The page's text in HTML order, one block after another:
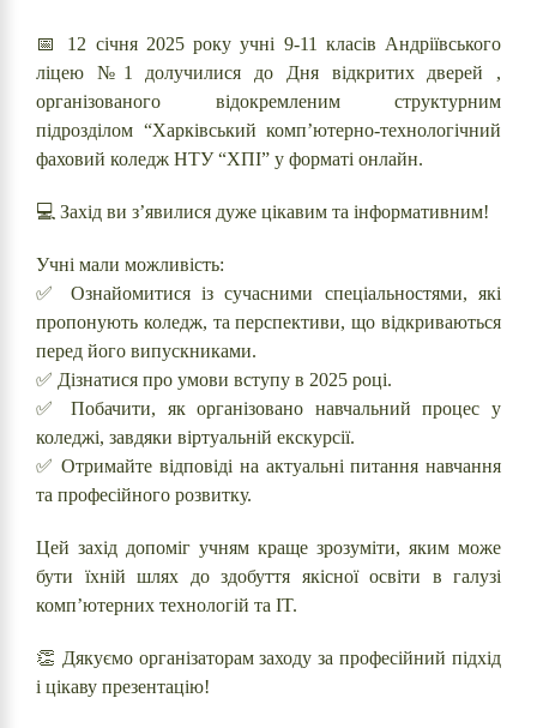
📅 12 січня 2025 року учні 9-11 класів Андріївського
ліцею №1 долучилися до Дня відкритих дверей ,
організованого відокремленим структурним
підрозділом “Харківський комп’ютерно-технологічний
фаховий коледж НТУ “ХПІ” у форматі онлайн.
💻 Захід ви з’явилися дуже цікавим та інформативним!
Учні мали можливість:
✅ Ознайомитися із сучасними спеціальностями, які
пропонують коледж, та перспективи, що відкриваються
перед його випускниками.
✅ Дізнатися про умови вступу в 2025 році.
✅ Побачити, як організовано навчальний процес у
коледжі, завдяки віртуальній екскурсії.
✅ Отримайте відповіді на актуальні питання навчання
та професійного розвитку.
Цей захід допоміг учням краще зрозуміти, яким може
бути їхній шлях до здобуття якісної освіти в галузі
комп’ютерних технологій та IT.
👏 Дякуємо організаторам заходу за професійний підхід
і цікаву презентацію!